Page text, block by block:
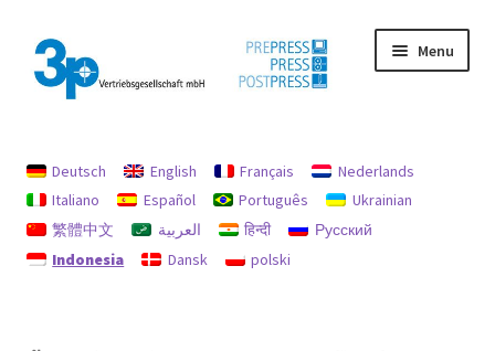
Skip
to
navigation
Skip
to
content
Menu
Akun saya
jejak
Deutsch English Français
Nederlands
Italiano
Español Português
Ukrainian
繁體中文
العربية हिन्दी
Русский
Indonesia
Dansk polski